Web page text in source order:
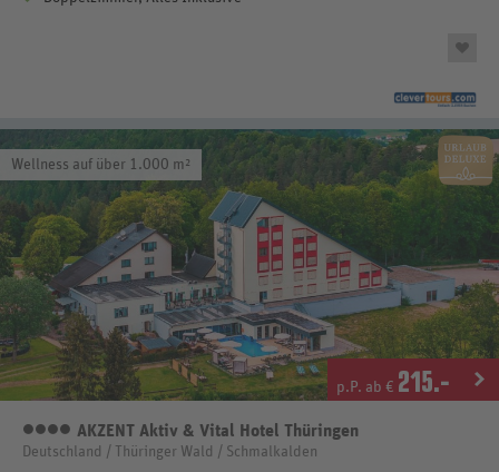
Wellness auf über 1.000 m²
p.P. ab € 215.-
4 Sterne
AKZENT Aktiv & Vital Hotel Thüringen
Deutschland / Thüringer Wald / Schmalkalden